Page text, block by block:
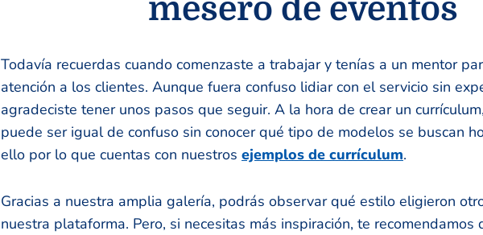
mesero de eventos
Todavía recuerdas cuando comenzaste a trabajar y tenías a un mentor
atención a los clientes. Aunque fuera confuso lidiar con el servicio sin
agradeciste tener unos pasos que seguir. A la hora de crear un
puede ser igual de confuso sin conocer qué tipo de modelos se buscan
ello por lo que cuentas con nuestros ejemplos de currículum.
Gracias a nuestra amplia galería, podrás observar qué estilo eligieron
nuestra plataforma. Pero, si necesitas más inspiración, te recomendamos